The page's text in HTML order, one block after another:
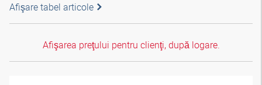
Afişare tabel articole
Afişarea preţului pentru clienţi, după logare.